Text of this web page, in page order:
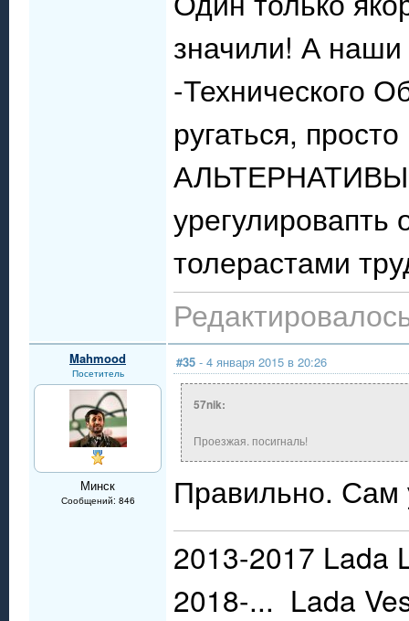
значили! А наши
-Технического
ругаться,
толерастами
Mahmood
Посетитель
Минск
Сообщений: 846
#35 - 4 января 2015 в 20:26
57nik:
Проезжая. посигналь!
Правильно. Сам
2013-2017 Lada
2018-... Lada